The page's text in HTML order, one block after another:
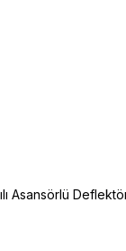
Asansörlü